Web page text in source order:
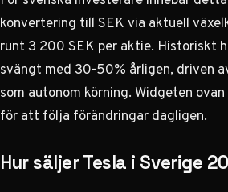
konvertering till SEK via aktuell
runt 3 200 SEK per aktie. Historiskt
svängt med 30-50% årligen, driven
som autonom körning. Widgeten
för att följa förändringar dagligen.
Hur säljer Tesla i Sverige